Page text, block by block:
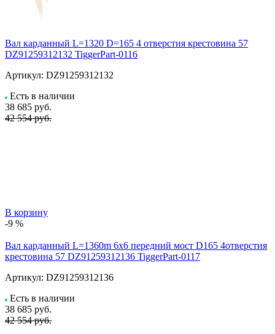
Вал карданный L=1320 D=165 4 отверстия крестовина 57
DZ91259312132 TiggerPart-0116
Артикул: DZ91259312132
Есть в наличии
38 685 руб.
42 554 руб.
В корзину
-9 %
Вал карданный L=1360m 6х6 передний мост D165 4отверстия
крестовина 57 DZ91259312136 TiggerPart-0117
Артикул: DZ91259312136
Есть в наличии
38 685 руб.
42 554 руб.